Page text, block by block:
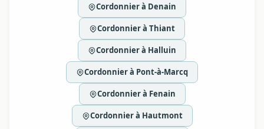
Cordonnier à Denain
Cordonnier à Thiant
Cordonnier à Halluin
Cordonnier à Pont-à-Marcq
Cordonnier à Fenain
Cordonnier à Hautmont